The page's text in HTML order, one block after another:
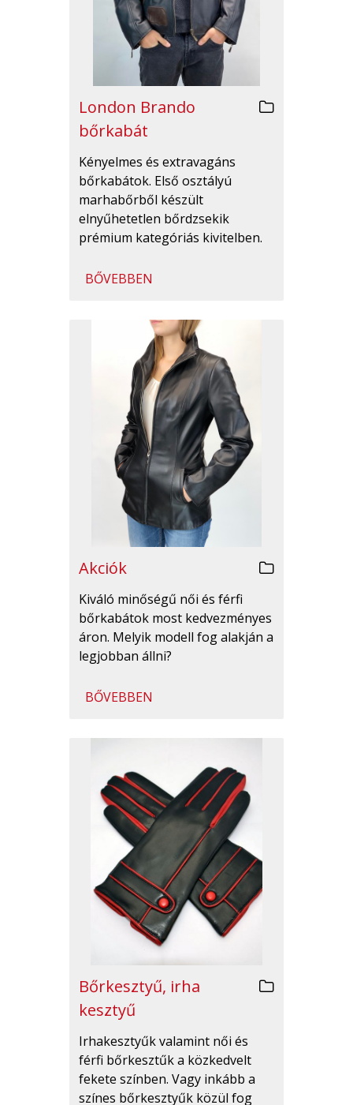
London Brando
bőrkabát
Kényelmes és extravagáns
bőrkabátok. Első osztályú
marhabőrből készült
elnyűhetetlen bőrdzsekik
prémium kategóriás kivitelben.
BŐVEBBEN
Akciók
Kiváló minőségű női és férfi
bőrkabátok most kedvezményes
áron. Melyik modell fog alakján a
legjobban állni?
BŐVEBBEN
Bőrkesztyű, irha
kesztyű
Irhakesztyűk valamint női és
férfi bőrkesztűk a közkedvelt
fekete színben. Vagy inkább a
színes bőrkesztyűk közül fog